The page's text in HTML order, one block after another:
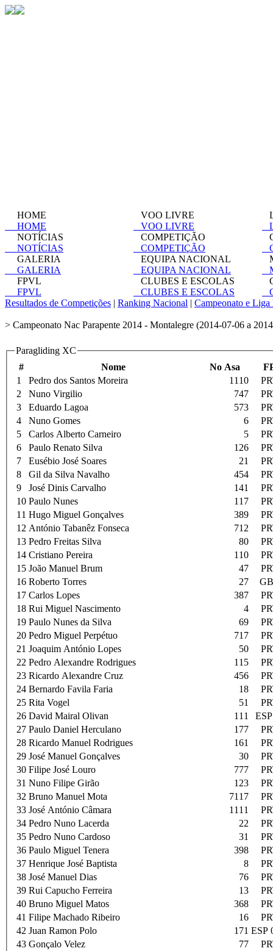
HOME
HOME
NOTÍCIAS
NOTÍCIAS
GALERIA
GALERIA
FPVL
FPVL
VOO LIVRE
VOO LIVRE
COMPETIÇÃO
COMPETIÇÃO
EQUIPA NACIONAL
EQUIPA NACIONAL
CLUBES E ESCOLAS
CLUBES E ESCOLAS
Resultados de Competições | Ranking Nacional | Campeonato e
> Campeonato Nac Parapente 2014 - Montalegre (2014-07-06 a
Paragliding XC
#
Nome No Asa
1
Pedro dos Santos Moreira 1110
2
Nuno Virgilio 747
3
Eduardo Lagoa 573
4
Nuno Gomes 6
5
Carlos Alberto Carneiro 5
6
Paulo Renato Silva 126
7
Eusébio José Soares 21
8
Gil da Silva Navalho 454
9
José Dinis Carvalho 141
10 Paulo Nunes 117
11 Hugo Miguel Gonçalves 389
12 António Tabanêz Fonseca 712
13 Pedro Freitas Silva 80
14 Cristiano Pereira 110
15 João Manuel Brum 47
16 Roberto Torres 27
17 Carlos Lopes 387
18 Rui Miguel Nascimento 4
19 Paulo Nunes da Silva 69
20 Pedro Miguel Perpétuo 717
21 Joaquim António Lopes 50
22 Pedro Alexandre Rodrigues 115
23 Ricardo Alexandre Cruz 456
24 Bernardo Favila Faria 18
25 Rita Vogel 51
26 David Mairal Olivan 111
27 Paulo Daniel Herculano 177
28 Ricardo Manuel Rodrigues 161
29 José Manuel Gonçalves 30
30 Filipe José Louro 777
31 Nuno Filipe Girão 123
32 Bruno Manuel Mota 7117
33 José António Câmara 1111
34 Pedro Nuno Lacerda 22
35 Pedro Nuno Cardoso 31
36 Paulo Miguel Tenera 398
37 Henrique José Baptista 8
38 José Manuel Dias 76
39 Rui Capucho Ferreira 13
40 Bruno Miguel Matos 368
41 Filipe Machado Ribeiro 16
42 Juan Ramon Polo 171 ESP
43 Gonçalo Velez 77